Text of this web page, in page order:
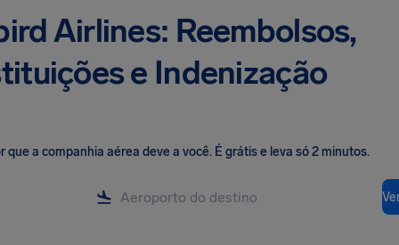
Airlines: Reembolsos,
e Indenização
que a companhia aérea deve a você. É grátis e leva só 2 minutos.